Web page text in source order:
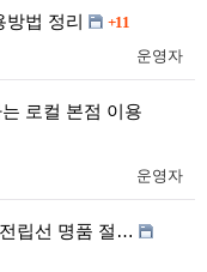
방법 정리 +11
운영자
로컬 본점 이용
운영자
립선 명품 절…